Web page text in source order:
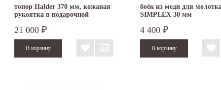
топор Halder 370 мм, кожаная
рукоятка в подарочной
21 000 ₽
боёк из меди для
SIMPLEX 30 мм
4 400 ₽